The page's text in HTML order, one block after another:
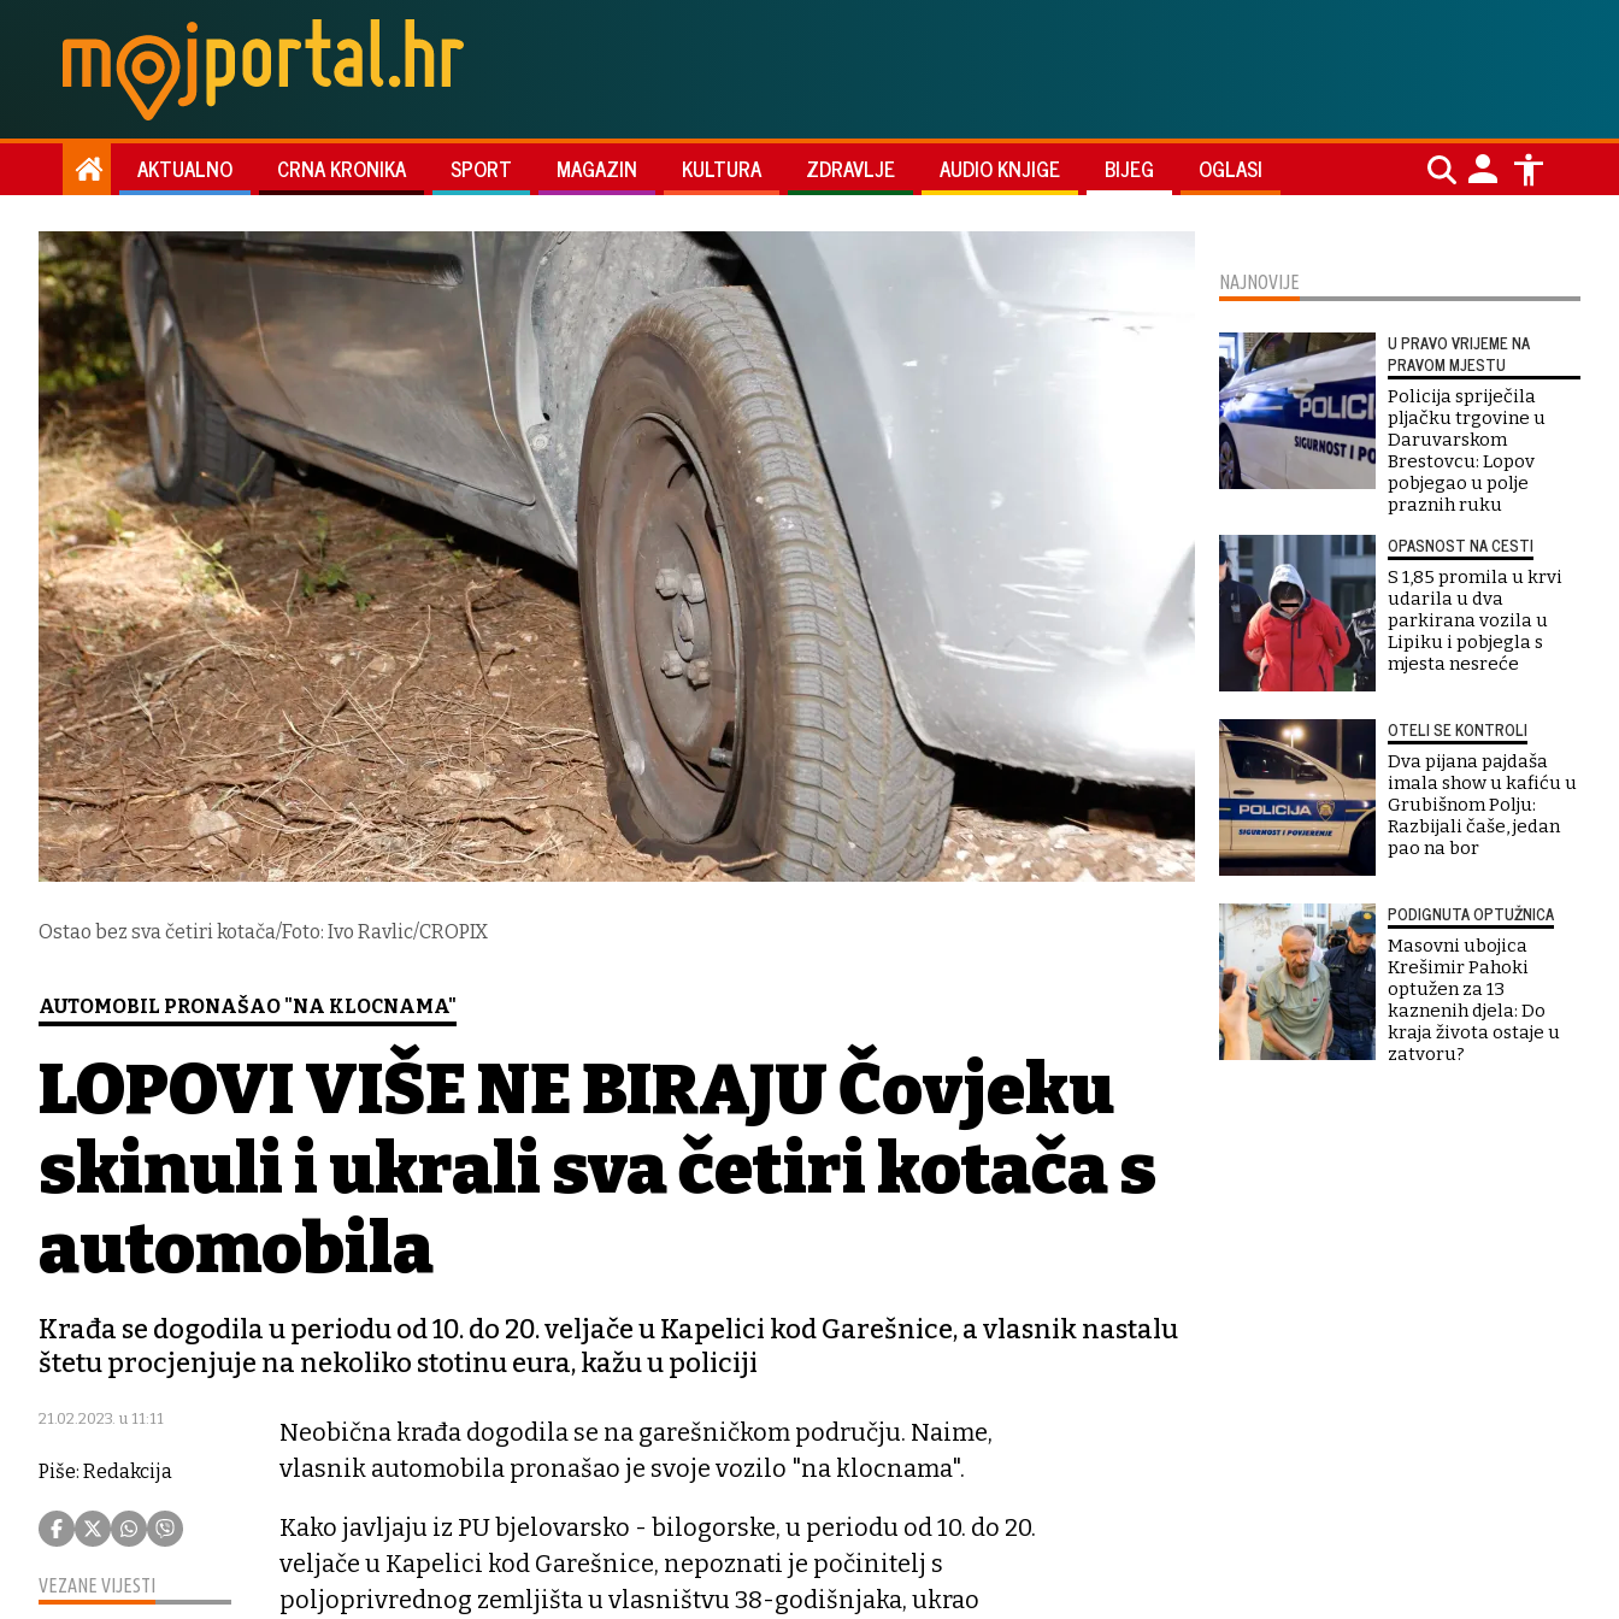
AKTUALNO CRNA KRONIKA SPORT MAGAZIN KULTURA ZDRAVLJE AUDIO KNJIGE BIJEG OGLASI
Ostao bez sva četiri kotača/Foto: Ivo Ravlic/CROPIX
AUTOMOBIL PRONAŠAO "NA KLOCNAMA"
LOPOVI VIŠE NE BIRAJU Čovjeku
skinuli i ukrali sva četiri kotača s
automobila
Krađa se dogodila u periodu od 10. do 20. veljače u Kapelici kod Garešnice, a vlasnik nastalu
štetu procjenjuje na nekoliko stotinu eura, kažu u policiji
21.02.2023. u 11:11
Piše: Redakcija
VEZANE VIJESTI
Neobična krađa dogodila se na garešničkom području. Naime,
vlasnik automobila pronašao je svoje vozilo "na klocnama".
Kako javljaju iz PU bjelovarsko - bilogorske, u periodu od 10. do 20.
veljače u Kapelici kod Garešnice, nepoznati je počinitelj s
poljoprivrednog zemljišta u vlasništvu 38-godišnjaka, ukrao
NAJNOVIJE
U PRAVO VRIJEME NA
PRAVOM MJESTU
Policija spriječila
pljačku trgovine u
Daruvarskom
Brestovcu: Lopov
pobjegao u polje
praznih ruku
OPASNOST NA CESTI
S 1,85 promila u krvi
udarila u dva
parkirana vozila u
Lipiku i pobjegla s
mjesta nesreće
OTELI SE KONTROLI
Dva pijana pajdaša
imala show u kafiću u
Grubišnom Polju:
Razbijali čaše, jedan
pao na bor
PODIGNUTA OPTUŽNICA
Masovni ubojica
Krešimir Pahoki
optužen za 13
kaznenih djela: Do
kraja života ostaje u
zatvoru?